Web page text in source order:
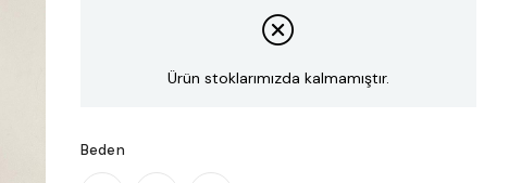
Ürün stoklarımızda kalmamıştır.
Beden